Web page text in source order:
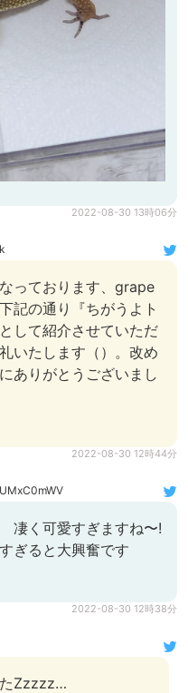
2022-08-30 13時06分
っております、grape
記の通り『ちがうよト
して紹介させていただ
いたします（ ）。改め
ありがとうございまし
2022-08-30 12時44分
凄く可愛すぎますね〜!
ぎると大興奮です
2022-08-30 12時38分
たZzzzz…